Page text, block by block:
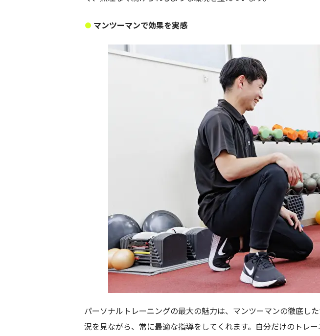
マンツーマンで効果を実感
パーソナルトレーニングの最大の魅力は、マンツーマンの徹底し
況を見ながら、常に最適な指導をしてくれます。自分だけのトレ